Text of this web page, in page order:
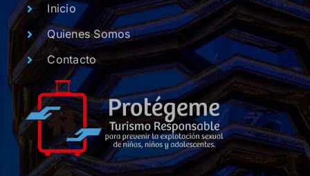
Inicio
Quienes Somos
Contacto